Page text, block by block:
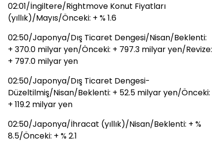
02:01/İngiltere/Rightmove Konut Fiyatları
(yıllık)/Mayıs/Önceki: + % 1.6
02:50/Japonya/Dış Ticaret Dengesi/Nisan/Beklenti:
+ 370.0 milyar yen/Önceki: + 797.3 milyar yen/Revize:
+ 797.0 milyar yen
02:50/Japonya/Dış Ticaret Dengesi-
Düzeltilmiş/Nisan/Beklenti: + 52.5 milyar yen/Önceki:
+ 119.2 milyar yen
02:50/Japonya/İhracat (yıllık)/Nisan/Beklenti: + %
8.5/Önceki: + % 2.1